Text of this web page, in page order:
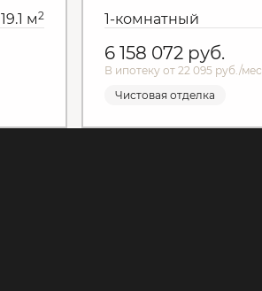
19.1 м2 1-комнатный
6 158 072 руб.
В ипотеку от 22 095 руб./мес.
Чистовая отделка